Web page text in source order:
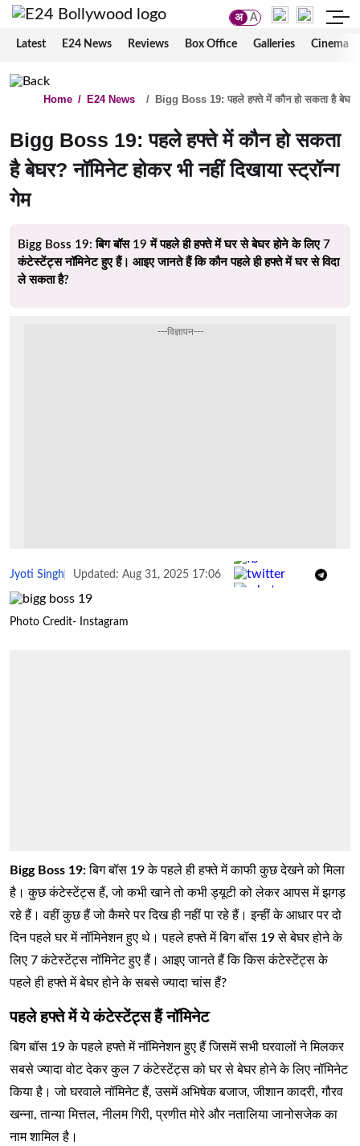
अ A
Latest E24 News Reviews Box Office Galleries Cinema
Home / E24 News / Bigg Boss 19: पहले हफ्ते में कौन हो सकता है बेघर?
Bigg Boss 19: पहले हफ्ते में कौन हो सकता
है बेघर? नॉमिनेट होकर भी नहीं दिखाया स्ट्रॉन्ग
गेम
Bigg Boss 19: बिग बॉस 19 में पहले ही हफ्ते में घर से बेघर होने के लिए 7
कंटेस्टेंट्स नॉमिनेट हुए हैं। आइए जानते हैं कि कौन पहले ही हफ्ते में घर से विदा
ले सकता है?
---विज्ञापन---
Jyoti Singh Updated: Aug 31, 2025 17:06 Share :
Photo Credit- Instagram
Bigg Boss 19:बिग बॉस 19 के पहले ही हफ्ते में काफी कुछ देखने को मिला
है। कुछ कंटेस्टेंट्स हैं, जो कभी खाने तो कभी ड्यूटी को लेकर आपस में झगड़
रहे हैं। वहीं कुछ हैं जो कैमरे पर दिख ही नहीं पा रहे हैं। इन्हीं के आधार पर दो
दिन पहले घर में नॉमिनेशन हुए थे। पहले हफ्ते में बिग बॉस 19 से बेघर होने के
लिए 7 कंटेस्टेंट्स नॉमिनेट हुए हैं। आइए जानते हैं कि किस कंटेस्टेंट्स के
पहले ही हफ्ते में बेघर होने के सबसे ज्यादा चांस हैं?
पहले हफ्ते में ये कंटेस्टेंट्स हैं नॉमिनेट
बिग बॉस 19 के पहले हफ्ते में नॉमिनेशन हुए हैं जिसमें सभी घरवालों ने मिलकर
सबसे ज्यादा वोट देकर कुल 7 कंटेस्टेंट्स को घर से बेघर होने के लिए नॉमिनेट
किया है। जो घरवाले नॉमिनेट हैं, उसमें अभिषेक बजाज, जीशान कादरी, गौरव
खन्ना, तान्या मित्तल, नीलम गिरी, प्रणीत मोरे और नतालिया जानोसजेक का
नाम शामिल है।